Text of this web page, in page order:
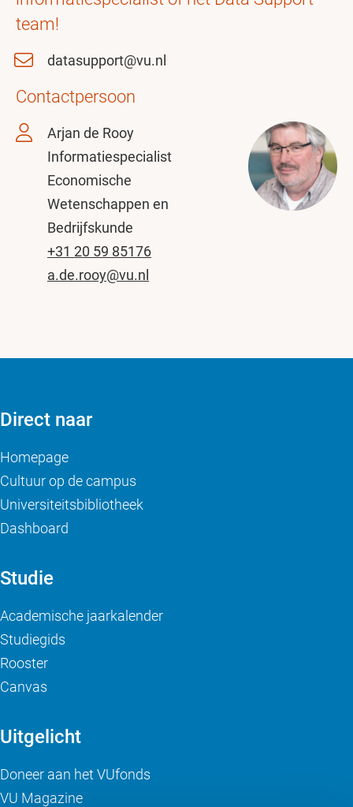
team!
datasupport@vu.nl
Contactpersoon
Arjan de Rooy
Informatiespecialist
Economische
Wetenschappen en
Bedrijfskunde
+31 20 59 85176
a.de.rooy@vu.nl
Direct naar
Homepage
Cultuur op de campus
Universiteitsbibliotheek
Dashboard
Studie
Academische jaarkalender
Studiegids
Rooster
Canvas
Uitgelicht
Doneer aan het VUfonds
VU Magazine